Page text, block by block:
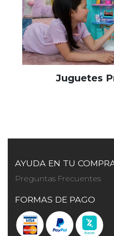
Juguetes
AYUDA EN TU
Preguntas Frecuentes
FORMAS DE PAGO